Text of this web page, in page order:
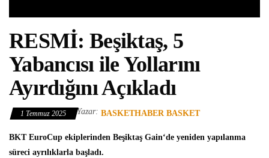
RESMİ: Beşiktaş, 5
Yabancısı ile Yollarını
Ayırdığını Açıkladı
1 Temmuz 2025 Yazar: BASKETHABER BASKET
BKT EuroCup ekiplerinden Beşiktaş Gain‘de yeniden yapılanma
süreci ayrılıklarla başladı.